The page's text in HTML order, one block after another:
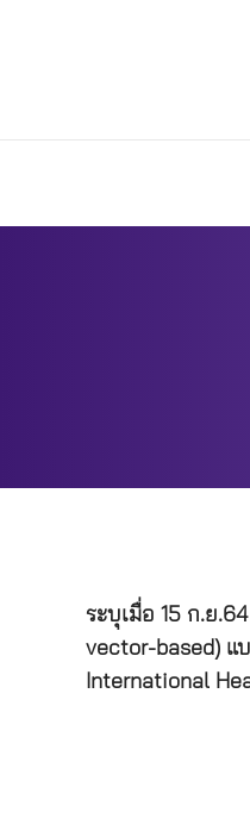
ระบุเมื่อ 15 ก.ย
vector-based) แ
International